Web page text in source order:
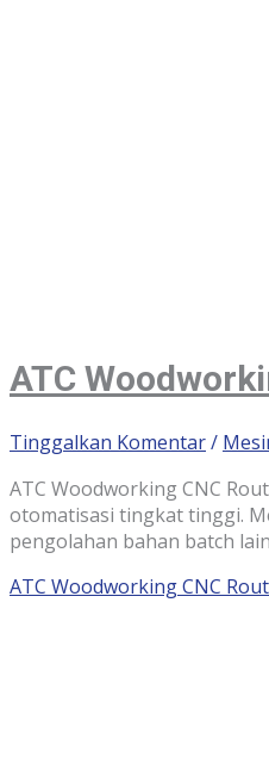
ATC
Tinggalkan Komentar/
ATC Woodworking CNC
otomatisasi tingkat tinggi.
pengolahan bahan batch
ATC Woodworking CNC